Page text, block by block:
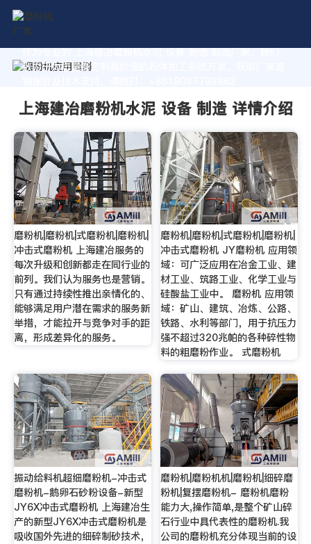
作为专业的 上海建冶磨粉机水泥 设备 制造 制造厂家，我们
致力于为您量身定制高价值的粉体加工系统方案。获取厂家直
上海建冶磨粉机水泥 设备 制造 详情介绍
磨粉机|磨粉机|式磨粉机|磨粉机|
冲击式磨粉机 上海建冶服务的
每次升级和创新都走在同行业的
前列。我们认为服务也是营销。
只有通过持续性推出亲情化的、
能够满足用户潜在需求的服务新
举措，才能拉开与竞争对手的距
离，形成差异化的服务。
磨粉机|磨粉机|式磨粉机|磨粉机|
冲击式磨粉机 JY磨粉机 应用领
域：可广泛应用在冶金工业、建
材工业、筑路工业、化学工业与
硅酸盐工业中。 磨粉机 应用领
域：矿山、建筑、冶炼、公路、
铁路、水利等部门，用于抗压力
强不超过320兆帕的各种碎性物
料的粗磨粉作业。 式磨粉机
振动给料机超细磨粉机-冲击式
磨粉机-鹅卵石砂粉设备-新型
JY6X冲击式磨粉机 上海建冶生
产的新型JY6X冲击式磨粉机是
吸收国外先进的细碎制砂技术，
磨粉机|磨粉机机|磨粉机|细碎磨
粉机|复摆磨粉机- 磨粉机磨粉
能力大,操作简单,是整个矿山碎
石行业中具代表性的磨粉机.我
公司的磨粉机充分体现当前的设